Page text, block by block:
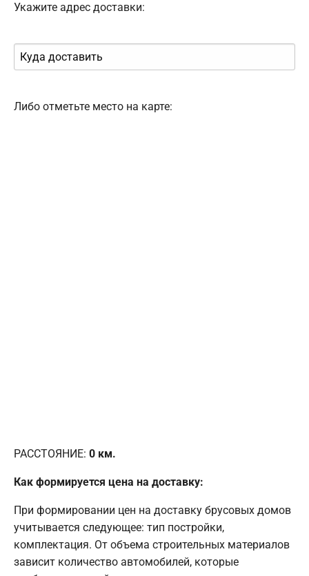
Укажите адрес доставки:
Либо отметьте место на карте:
РАССТОЯНИЕ: 0 км.
Как формируется цена на доставку:
При формировании цен на доставку брусовых домов
учитывается следующее: тип постройки,
комплектация. От объема строительных материалов
зависит количество автомобилей, которые